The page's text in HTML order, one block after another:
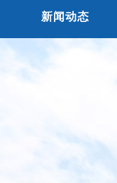
新闻动态